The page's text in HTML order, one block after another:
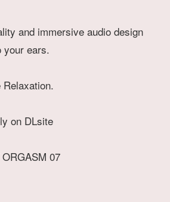
and immersive audio design
your ears.
on DLsite
07